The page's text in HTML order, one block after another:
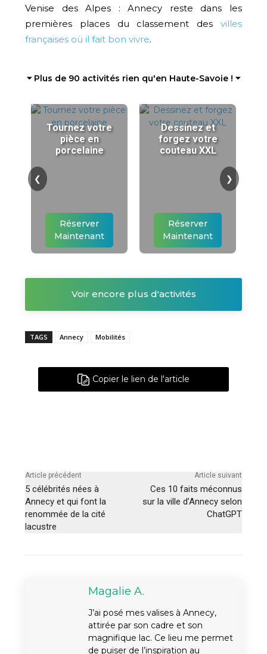
Venise des Alpes : Annecy reste dans les
premières places du classement des villes
françaises où il fait bon vivre.
⏷ Plus de 90 activités rien qu'en Haute-Savoie ! ⏷
Tournez votre
pièce en
porcelaine
Réserver
Maintenant
Dessinez et
forgez votre
couteau XXL
Réserver
Maintenant
❮ ❯
Voir encore plus d'activités
TAGS Annecy Mobilités
Copier le lien de l'article
Article précédent
5 célébrités nées à
Annecy et qui font la
renommée de la cité
lacustre
Article suivant
Ces 10 faits méconnus
sur la ville d’Annecy selon
ChatGPT
Magalie A.
J’ai posé mes valises à Annecy,
attirée par son cadre et son
magnifique lac. Ce lieu me permet
de puiser de l’inspiration au